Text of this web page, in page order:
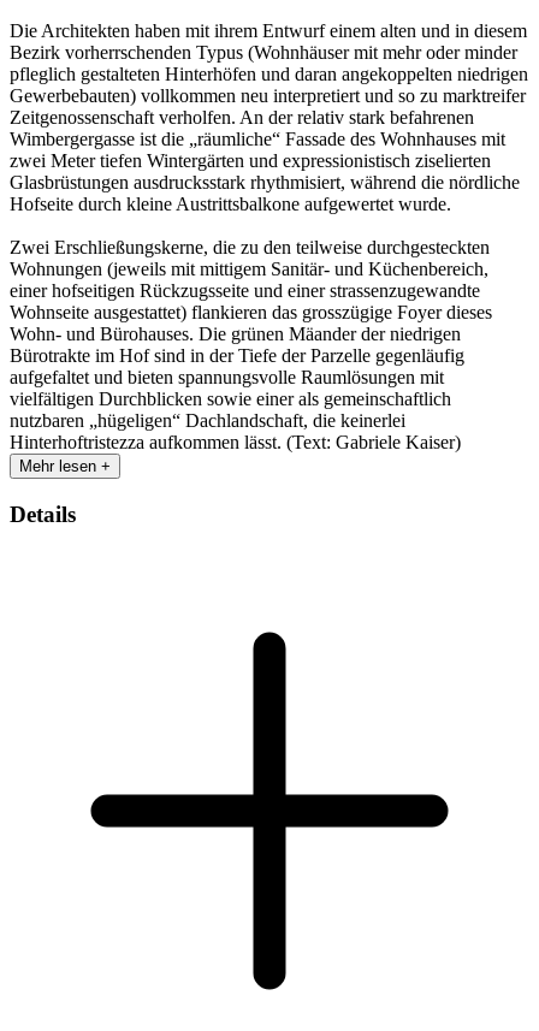
Die Architekten haben mit ihrem Entwurf einem alten und in diesem
Bezirk vorherrschenden Typus (Wohnhäuser mit mehr oder minder
pfleglich gestalteten Hinterhöfen und daran angekoppelten niedrigen
Gewerbebauten) vollkommen neu interpretiert und so zu marktreifer
Zeitgenossenschaft verholfen. An der relativ stark befahrenen
Wimbergergasse ist die „räumliche“ Fassade des Wohnhauses mit
zwei Meter tiefen Wintergärten und expressionistisch ziselierten
Glasbrüstungen ausdrucksstark rhythmisiert, während die nördliche
Hofseite durch kleine Austrittsbalkone aufgewertet wurde.
Zwei Erschließungskerne, die zu den teilweise durchgesteckten
Wohnungen (jeweils mit mittigem Sanitär- und Küchenbereich,
einer hofseitigen Rückzugsseite und einer strassenzugewandte
Wohnseite ausgestattet) flankieren das grosszügige Foyer dieses
Wohn- und Bürohauses. Die grünen Mäander der niedrigen
Bürotrakte im Hof sind in der Tiefe der Parzelle gegenläufig
aufgefaltet und bieten spannungsvolle Raumlösungen mit
vielfältigen Durchblicken sowie einer als gemeinschaftlich
nutzbaren „hügeligen“ Dachlandschaft, die keinerlei
Hinterhoftristezza aufkommen lässt. (Text: Gabriele Kaiser)
Mehr lesen +
Details